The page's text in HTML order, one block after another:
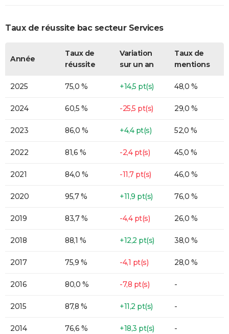
Taux de réussite bac secteur Services
Année
Taux de
réussite
Variation
sur un an
Taux de
mentions
2025 75,0 % +14,5 pt(s) 48,0 %
2024 60,5 % -25,5 pt(s) 29,0 %
2023 86,0 % +4,4 pt(s) 52,0 %
2022 81,6 % -2,4 pt(s) 45,0 %
2021 84,0 % -11,7 pt(s) 46,0 %
2020 95,7 % +11,9 pt(s) 76,0 %
2019 83,7 % -4,4 pt(s) 26,0 %
2018 88,1 % +12,2 pt(s) 38,0 %
2017 75,9 % -4,1 pt(s) 28,0 %
2016 80,0 % -7,8 pt(s) -
2015 87,8 % +11,2 pt(s) -
2014 76,6 % +18,3 pt(s) -